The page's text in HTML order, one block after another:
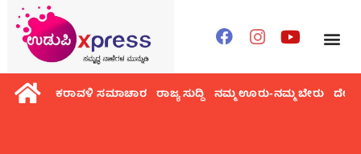
ಕರಾವಳಿ ಸಮಾಚಾರ ರಾಜ್ಯ ಸುದ್ದಿ ನಮ್ಮ ಊರು-ನಮ್ಮ ಬೇರು ದೇಶ